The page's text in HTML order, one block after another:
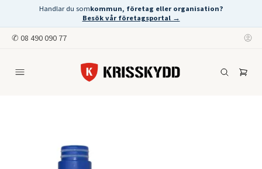
Handlar du somkommun, företag eller organisation?
Besök vår företagsportal →
✆ 08 490 090 77